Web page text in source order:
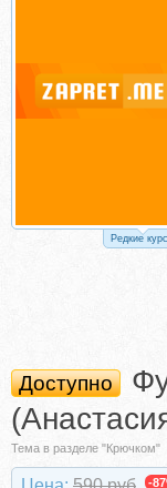
Редкие
Доступно
Тема в разделе "Крючком"
-